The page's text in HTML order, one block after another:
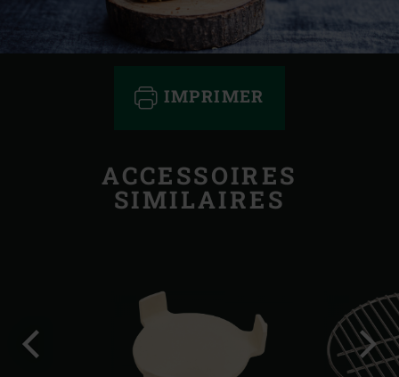
IMPRIMER
ACCESSOIRES
SIMILAIRES